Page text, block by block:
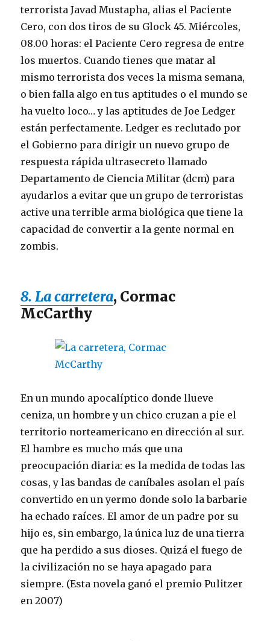
terrorista Javad Mustapha, alias el Paciente
Cero, con dos tiros de su Glock 45. Miércoles,
08.00 horas: el Paciente Cero regresa de entre
los muertos. Cuando tienes que matar al
mismo terrorista dos veces la misma semana,
o bien falla algo en tus aptitudes o el mundo se
ha vuelto loco… y las aptitudes de Joe Ledger
están perfectamente. Ledger es reclutado por
el Gobierno para dirigir un nuevo grupo de
respuesta rápida ultrasecreto llamado
Departamento de Ciencia Militar (dcm) para
ayudarlos a evitar que un grupo de terroristas
active una terrible arma biológica que tiene la
capacidad de convertir a la gente normal en
zombis.
8. La carretera, Cormac
McCarthy
En un mundo apocalíptico donde llueve
ceniza, un hombre y un chico cruzan a pie el
territorio norteamericano en dirección al sur.
El hambre es mucho más que una
preocupación diaria: es la medida de todas las
cosas, y las bandas de caníbales asolan el país
convertido en un yermo donde solo la barbarie
ha echado raíces. El amor de un padre por su
hijo es, sin embargo, la única luz de una tierra
que ha perdido a sus dioses. Quizá el fuego de
la civilización no se haya apagado para
siempre. (Esta novela ganó el premio Pulitzer
en 2007)